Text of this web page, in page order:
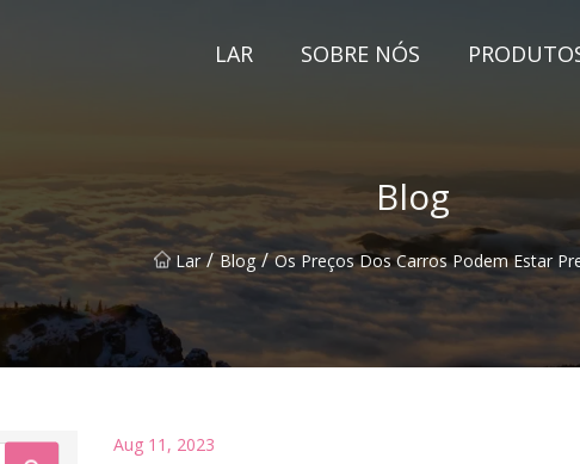
LAR SOBRE NÓS
Blog
Lar / Blog / Os Preços Dos Carros Podem Estar
Aug 11, 2023